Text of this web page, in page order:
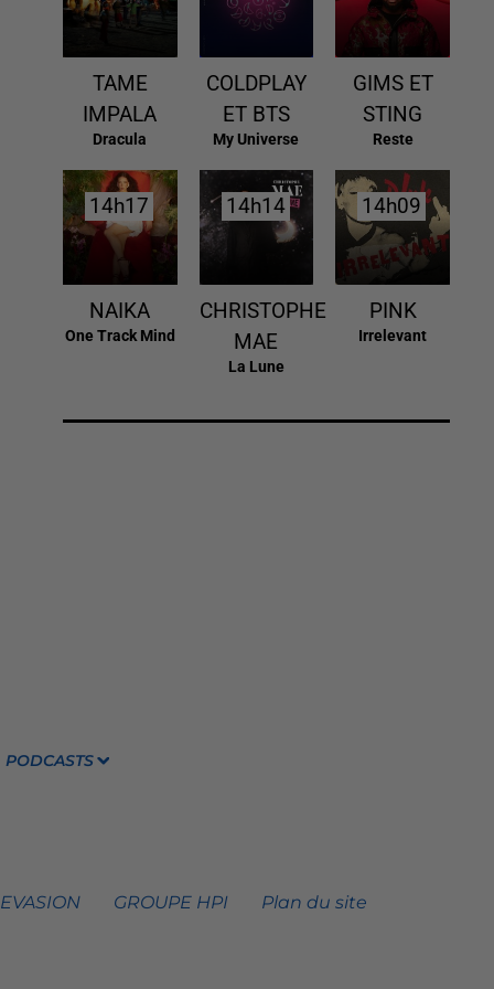
TAME
IMPALA
Dracula
COLDPLAY
ET BTS
My Universe
GIMS ET
STING
Reste
14h17
14h17
NAIKA
One Track Mind
14h14
14h14
CHRISTOPHE
MAE
La Lune
14h09
14h09
PINK
Irrelevant
PODCASTS
GROUPE HPI Plan du site